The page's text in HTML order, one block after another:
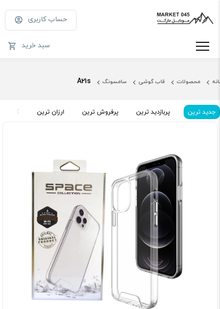
حساب کاربری
سبد خرید
محصولات قاب گوشی سامسونگ A21s
جدید ترین پربازدید ترین پرفروش ترین ارزان ترین گران